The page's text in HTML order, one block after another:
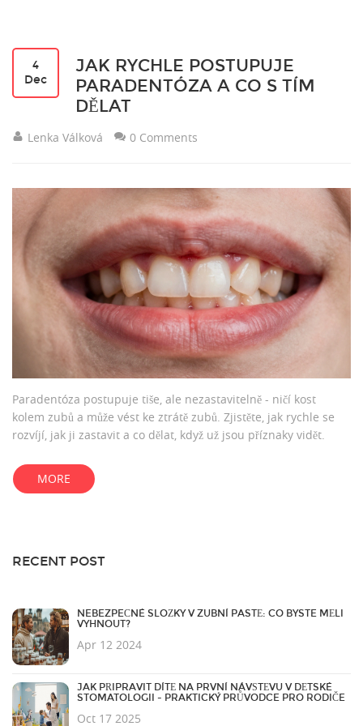
4
Dec
JAK RYCHLE POSTUPUJE
PARADENTÓZA A CO S TÍM
DĚLAT
Lenka Válková 0 Comments
Paradentóza postupuje tiše, ale nezastavitelně - ničí kost
kolem zubů a může vést ke ztrátě zubů. Zjistěte, jak rychle se
rozvíjí, jak ji zastavit a co dělat, když už jsou příznaky vidět.
MORE
RECENT POST
NEBEZPEČNÉ SLOŽKY V ZUBNÍ PASTĚ: CO BYSTE MĚLI
VYHNOUT?
Apr 12 2024
JAK PŘIPRAVIT DÍTĚ NA PRVNÍ NÁVŠTĚVU V DĚTSKÉ
STOMATOLOGII - PRAKTICKÝ PRŮVODCE PRO RODIČE
Oct 17 2025